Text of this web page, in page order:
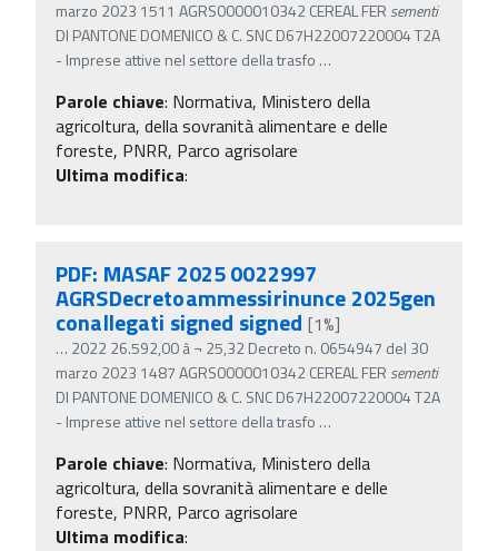
marzo 2023 1511 AGRS0000010342 CEREAL FER sementi
DI PANTONE DOMENICO & C. SNC D67H22007220004 T2A
- Imprese attive nel settore della trasfo …
Parole chiave: Normativa, Ministero della
agricoltura, della sovranità alimentare e delle
foreste, PNRR, Parco agrisolare
Ultima modifica:
PDF: MASAF 2025 0022997
AGRSDecretoammessirinunce 2025gen
conallegati signed signed [1%]
… 2022 26.592,00 â‚¬ 25,32 Decreto n. 0654947 del 30
marzo 2023 1487 AGRS0000010342 CEREAL FER sementi
DI PANTONE DOMENICO & C. SNC D67H22007220004 T2A
- Imprese attive nel settore della trasfo …
Parole chiave: Normativa, Ministero della
agricoltura, della sovranità alimentare e delle
foreste, PNRR, Parco agrisolare
Ultima modifica: